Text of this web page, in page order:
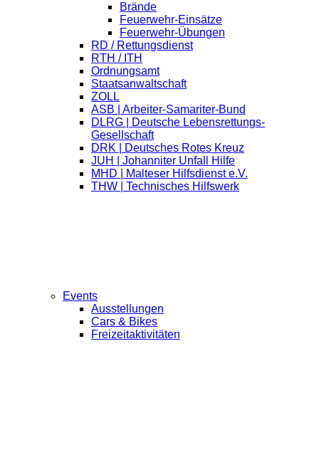
Brände
Feuerwehr-Einsätze
Feuerwehr-Übungen
RD / Rettungsdienst
RTH / ITH
Ordnungsamt
Staatsanwaltschaft
ZOLL
ASB | Arbeiter-Samariter-Bund
DLRG | Deutsche Lebensrettungs-
Gesellschaft
DRK | Deutsches Rotes Kreuz
JUH | Johanniter Unfall Hilfe
MHD | Malteser Hilfsdienst e.V.
THW | Technisches Hilfswerk
Events
Ausstellungen
Cars & Bikes
Freizeitaktivitäten